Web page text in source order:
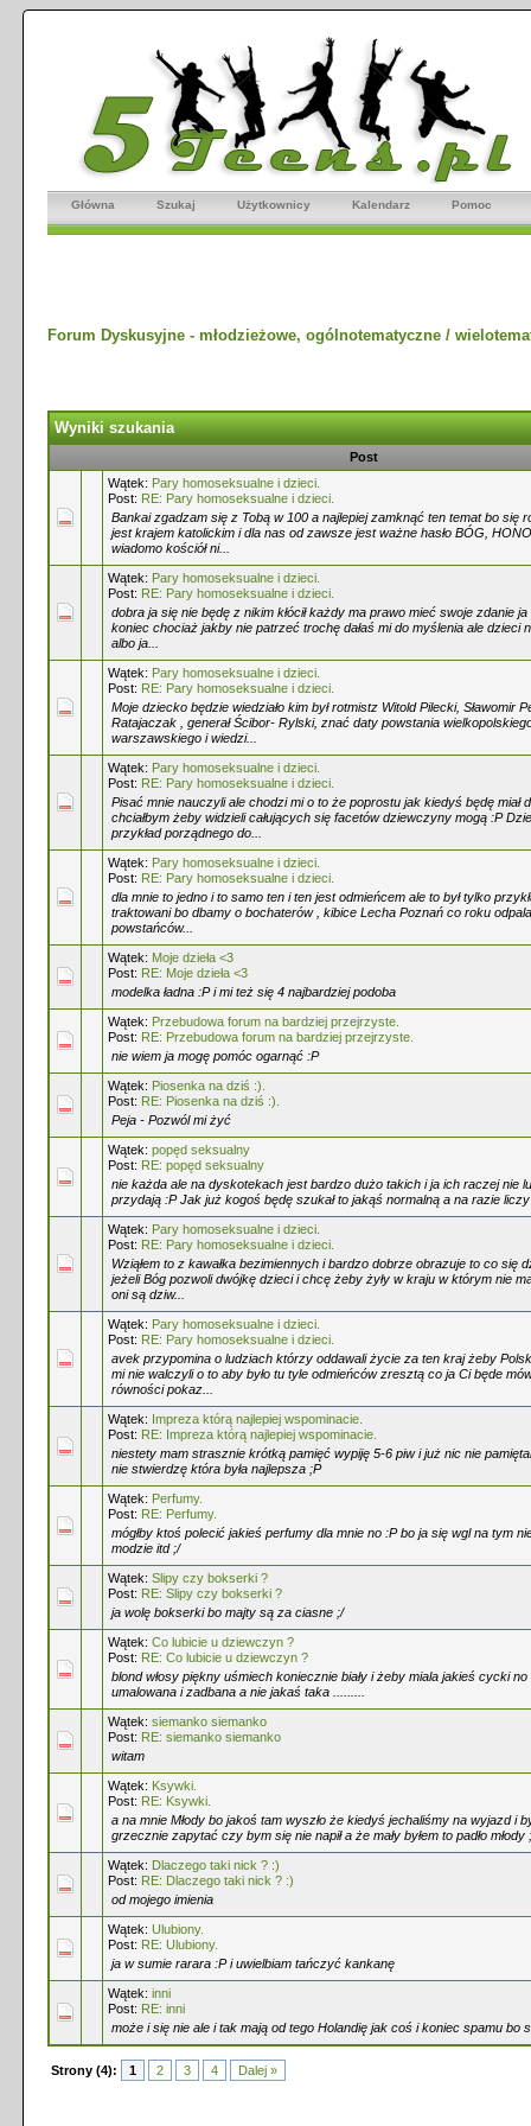
Główna Szukaj Użytkownicy Kalendarz Pomoc
Forum Dyskusyjne - młodzieżowe, ogólnotematyczne /
Wyniki szukania
Post
Wątek: Pary homoseksualne i dzieci.
Post: RE: Pary homoseksualne i dzieci.
Bankai zgadzam się z Tobą w 100 a najlepiej zamknąć ten temat bo się
jest krajem katolickim i dla nas od zawsze jest ważne hasło BÓG,
wiadomo kościół ni...
Wątek: Pary homoseksualne i dzieci.
Post: RE: Pary homoseksualne i dzieci.
dobra ja się nie będę z nikim kłócił każdy ma prawo mieć swoje zdanie
koniec chociaż jakby nie patrzeć trochę dałaś mi do myślenia ale dzieci
albo ja...
Wątek: Pary homoseksualne i dzieci.
Post: RE: Pary homoseksualne i dzieci.
Moje dziecko będzie wiedziało kim był rotmistz Witold Pilecki, Sławomir
Ratajaczak , generał Ścibor- Rylski, znać daty powstania
warszawskiego i wiedzi...
Wątek: Pary homoseksualne i dzieci.
Post: RE: Pary homoseksualne i dzieci.
Pisać mnie nauczyli ale chodzi mi o to że poprostu jak kiedyś będę miał
chciałbym żeby widzieli całujących się facetów dziewczyny mogą :P
przykład porządnego do...
Wątek: Pary homoseksualne i dzieci.
Post: RE: Pary homoseksualne i dzieci.
dla mnie to jedno i to samo ten i ten jest odmieńcem ale to był tylko
traktowani bo dbamy o bochaterów , kibice Lecha Poznań co roku
powstańców...
Wątek: Moje dzieła <3
Post: RE: Moje dzieła <3
modelka ładna :P i mi też się 4 najbardziej podoba
Wątek: Przebudowa forum na bardziej przejrzyste.
Post: RE: Przebudowa forum na bardziej przejrzyste.
nie wiem ja mogę pomóc ogarnąć :P
Wątek: Piosenka na dziś :).
Post: RE: Piosenka na dziś :).
Peja - Pozwól mi żyć
Wątek: popęd seksualny
Post: RE: popęd seksualny
nie każda ale na dyskotekach jest bardzo dużo takich i ja ich raczej nie
przydają :P Jak już kogoś będę szukał to jakąś normalną a na razie
Wątek: Pary homoseksualne i dzieci.
Post: RE: Pary homoseksualne i dzieci.
Wziąłem to z kawałka bezimiennych i bardzo dobrze obrazuje to co się
jeżeli Bóg pozwoli dwójkę dzieci i chcę żeby żyły w kraju w którym nie
oni są dziw...
Wątek: Pary homoseksualne i dzieci.
Post: RE: Pary homoseksualne i dzieci.
avek przypomina o ludziach którzy oddawali życie za ten kraj żeby
mi nie walczyli o to aby było tu tyle odmieńców zresztą co ja Ci będe
równości pokaz...
Wątek: Impreza którą najlepiej wspominacie.
Post: RE: Impreza którą najlepiej wspominacie.
niestety mam strasznie krótką pamięć wypiję 5-6 piw i już nic nie
nie stwierdzę która była najlepsza ;P
Wątek: Perfumy.
Post: RE: Perfumy.
mógłby ktoś polecić jakieś perfumy dla mnie no :P bo ja się wgl na tym
modzie itd ;/
Wątek: Slipy czy bokserki ?
Post: RE: Slipy czy bokserki ?
ja wolę bokserki bo majty są za ciasne ;/
Wątek: Co lubicie u dziewczyn ?
Post: RE: Co lubicie u dziewczyn ?
blond włosy piękny uśmiech koniecznie biały i żeby miala jakieś cycki no
umalowana i zadbana a nie jakaś taka .........
Wątek: siemanko siemanko
Post: RE: siemanko siemanko
witam
Wątek: Ksywki.
Post: RE: Ksywki.
a na mnie Młody bo jakoś tam wyszło że kiedyś jechaliśmy na wyjazd i
grzecznie zapytać czy bym się nie napił a że mały byłem to padło młody
Wątek: Dlaczego taki nick ? :)
Post: RE: Dlaczego taki nick ? :)
od mojego imienia
Wątek: Ulubiony.
Post: RE: Ulubiony.
ja w sumie rarara :P i uwielbiam tańczyć kankanę
Wątek: inni
Post: RE: inni
może i się nie ale i tak mają od tego Holandię jak coś i koniec spamu bo
Strony (4): 1 2 3 4 Dalej »